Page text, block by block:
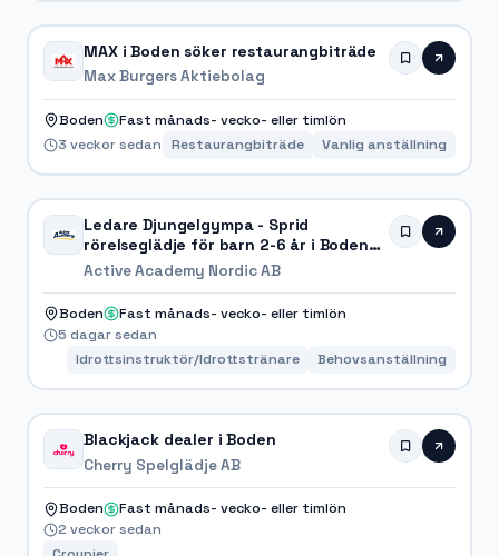
MAX i Boden söker restaurangbiträde
Max Burgers Aktiebolag
Boden
Fast månads- vecko- eller timlön
3 veckor sedan
Restaurangbiträde Vanlig anställning
Ledare Djungelgympa - Sprid
rörelseglädje för barn 2-6 år i Boden
HT26
Active Academy Nordic AB
Boden
Fast månads- vecko- eller timlön
5 dagar sedan
Idrottsinstruktör/Idrottstränare
Behovsanställning
Blackjack dealer i Boden
Cherry Spelglädje AB
Boden
Fast månads- vecko- eller timlön
2 veckor sedan